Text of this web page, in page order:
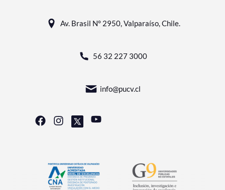
Av. Brasil N° 2950, Valparaíso, Chile.
56 32 227 3000
info@pucv.cl